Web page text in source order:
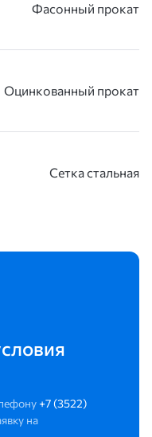
Фасонный прокат
Оцинкованный прокат
Сетка стальная
+7 (3522)
на